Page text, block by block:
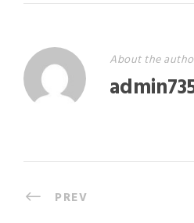
About the
PREV